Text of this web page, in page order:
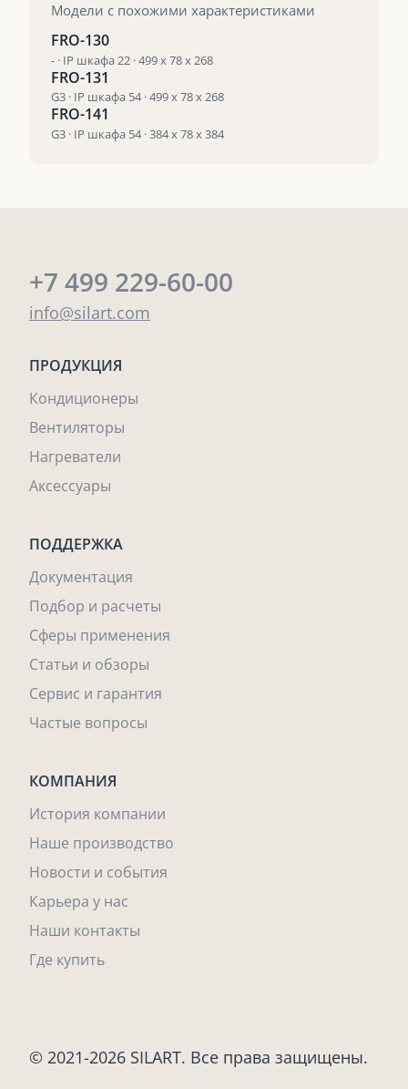
Модели с похожими характеристиками
FRO-130
- · IP шкафа 22 · 499 x 78 x 268
FRO-131
G3 · IP шкафа 54 · 499 x 78 x 268
FRO-141
G3 · IP шкафа 54 · 384 x 78 x 384
+7 499 229-60-00
info@silart.com
ПРОДУКЦИЯ
Кондиционеры
Вентиляторы
Нагреватели
Аксессуары
ПОДДЕРЖКА
Документация
Подбор и расчеты
Сферы применения
Статьи и обзоры
Сервис и гарантия
Частые вопросы
КОМПАНИЯ
История компании
Наше производство
Новости и события
Карьера у нас
Наши контакты
Где купить
© 2021-2026 SILART. Все права защищены.